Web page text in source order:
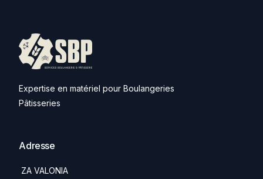
Expertise en matériel pour Boulangeries
Pâtisseries
Adresse
ZA VALONIA